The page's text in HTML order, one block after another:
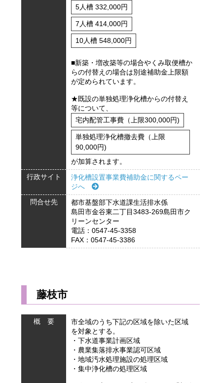
5人槽 332,000円
7人槽 414,000円
10人槽 548,000円
■新築・増改築等の場合やくみ取便槽か
らの付替えの場合は別途補助金上限額
が定められています。
★既設の単独処理浄化槽からの付替え
等について、
宅内配管工事費（上限300,000円)
単独処理浄化槽撤去費（上限
90,000円)
が加算されます。
行政サイト
浄化槽設置事業費補助金に関するペー
ジへ
問合せ先
都市基盤部下水道課生活排水係
島田市金谷東二丁目3483-269島田市ク
リーンセンター
電話：0547-45-3358
FAX：0547-45-3386
藤枝市
概 要
市全域のうち下記の区域を除いた区域
を対象とする。
・下水道事業計画区域
・農業集落排水事業認可区域
・地域汚水処理施設の処理区域
・集中浄化槽の処理区域